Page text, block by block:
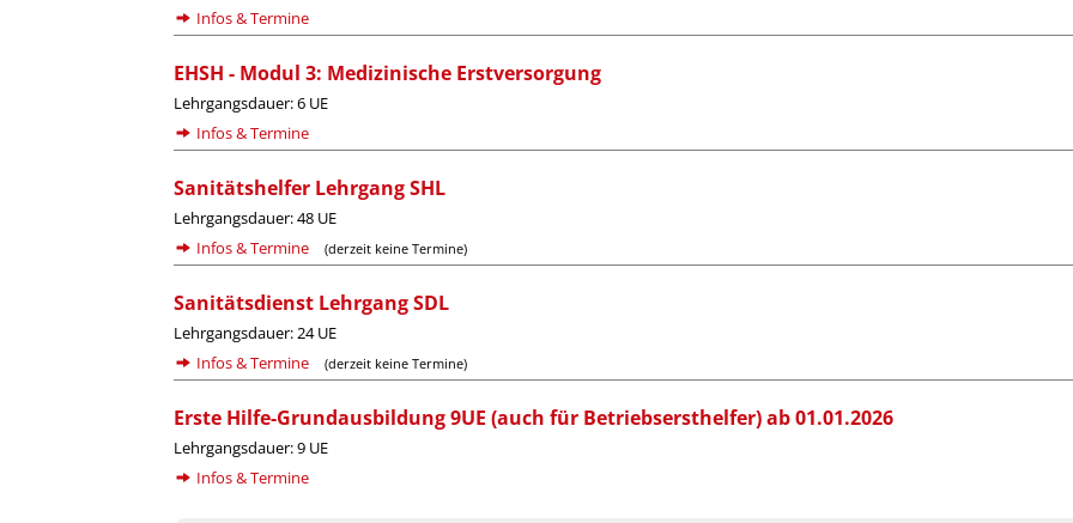
Infos & Termine
EHSH - Modul 3: Medizinische Erstversorgung
Lehrgangsdauer: 6 UE
Infos & Termine
Sanitätshelfer Lehrgang SHL
Lehrgangsdauer: 48 UE
Infos & Termine
(derzeit keine Termine)
Sanitätsdienst Lehrgang SDL
Lehrgangsdauer: 24 UE
Infos & Termine
(derzeit keine Termine)
Erste Hilfe-Grundausbildung 9UE (auch für Betriebsersthelfer) ab 01.01.2026
Lehrgangsdauer: 9 UE
Infos & Termine